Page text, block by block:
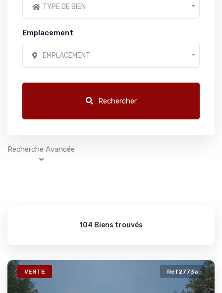
TYPE DE BIEN
Emplacement
EMPLACEMENT
Rechercher
Recherche Avancée
104 Biens trouvés
VENTE Ref2773a